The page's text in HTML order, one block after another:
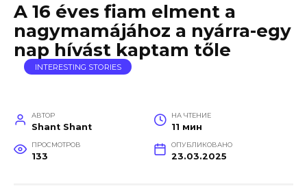
A 16 éves fiam elment a
nagymamájához a nyárra-egy
nap hívást kaptam tőle
INTERESTING STORIES
АВТОР
Shant Shant
НА ЧТЕНИЕ
11 мин
ПРОСМОТРОВ
133
ОПУБЛИКОВАНО
23.03.2025